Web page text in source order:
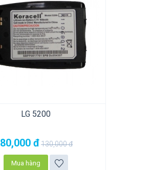
LG 5200
80,000 đ130,000đ
Mua hàng